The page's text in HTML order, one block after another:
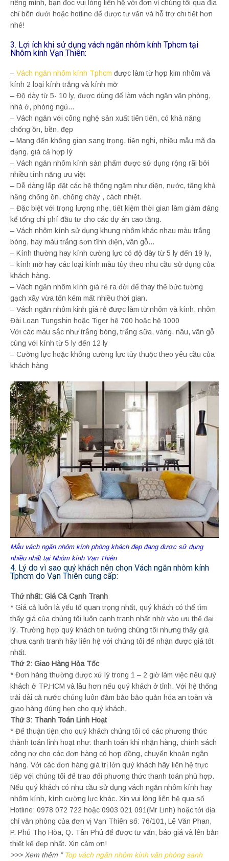
riêng mình, bạn đọc vui lòng liên hệ với đơn vị chúng tôi qua địa
chỉ bên dưới hoặc hotline để được tư vấn và hỗ trợ chi tiết hơn
nhé!
3. Lợi ích khi sử dụng vách ngăn nhôm kính Tphcm tại
Nhôm kính Vạn Thiên:
– Vách ngăn nhôm kính Tphcm được làm từ hợp kim nhôm và
kính 2 loại kính trắng và kính mờ
– Độ dày từ 5- 10 ly, được dùng để làm vách ngăn văn phòng,
nhà ở, phòng ngủ…
– Vách ngăn với công nghệ sản xuất tiên tiến, có khả năng
chống ồn, bền, đẹp
– Mang đến không gian sang trọng, tiện nghi, nhiều mẫu mã đa
dạng, giá cả hợp lý
– Vách ngăn nhôm kính sản phẩm được sử dụng rộng rãi bởi
nhiều tính năng ưu việt
– Dễ dàng lắp đặt các hệ thống ngầm như điện, nước, tăng khả
năng chống ồn, chống cháy , cách nhiệt.
– Đặc biệt với trọng lượng nhẹ, tiết kiệm thời gian làm giảm đáng
kể tổng chi phí đầu tư cho các dự án cao tầng.
– Vách nhôm kính sử dụng khung nhôm khác nhau màu trắng
bóng, hay màu trắng sơn tĩnh điện, vân gỗ…
– Kính thường hay kính cường lực có độ dày từ 5 ly đến 19 ly,
– kính mờ hay các loại kính màu tùy theo nhu cầu sử dụng của
khách hàng.​
– Vách ngăn nhôm kính giá rẻ ra đời để thay thế bức tường
gạch xây vừa tốn kém mất nhiều thời gian.
– Vách ngăn nhôm kinh giá rẻ được làm từ nhôm và kính, nhôm
Đài Loan Tungshin hoặc Tiger hệ 700 hoặc hệ 1000
Với các màu sắc như trắng bóng, trắng sữa, vàng, nâu, vân gỗ
cùng với kính từ 5 ly đến 12 ly
– Cường lực hoặc không cường lực tùy thuộc theo yêu cầu của
khách hàng
Mẫu vách ngăn nhôm kính phòng khách đẹp đang được sử dụng
nhiều nhất tại Nhôm kính Vạn Thiên
4. Lý do vì sao quý khách nên chọn Vách ngăn nhôm kính
Tphcm do Vạn Thiên cung cấp:
Thứ nhất: Giá Cả Cạnh Tranh
* Giá cả luôn là yếu tố quan trọng nhất, quý khách có thể tìm
thấy giá của chúng tôi luôn cạnh tranh nhất nhờ vào ưu thế đại
lý. Trường hợp quý khách tin tưởng chúng tôi nhưng thấy giá
chưa cạnh tranh hãy liên hệ với chúng tôi để nhận được giá tốt
nhất.
Thứ 2: Giao Hàng Hỏa Tốc
* Đơn hàng thường được xử lý trong 1 – 2 giờ làm việc nếu quý
khách ở TP.HCM và lâu hơn nếu quý khách ở tỉnh. Với hệ thống
trải dài cả nước chúng luôn đảm bảo bảo quản hóa an toàn và
giao hàng đúng hẹn cho quý khách.
Thứ 3: Thanh Toán Linh Hoạt
* Để thuận tiện cho quý khách chúng tôi có các phương thức
thành toán linh hoạt như: thanh toán khi nhận hàng, chính sách
công nợ cho các đơn hàng có hợp đồng, chuyển khoản ngân
hàng. Với các đơn hàng giá trị lớn quý khách hãy liên hệ trực
tiếp với chúng tôi để trao đổi phương thức thanh toán phù hợp.
Nếu quý khách có nhu cầu sử dụng vách ngăn nhôm kính hay
nhôm kính, kính cường lực khác. Xin vui lòng liên hệ qua số
Hotline: 0978 072 722 hoặc 0903 021 091(Mr Linh) hoặc tới địa
chỉ văn phòng của đơn vị Vạn Thiên số: 76/101, Lê Văn Phan,
P. Phú Thọ Hòa, Q. Tân Phú để được tư vấn, báo giá và lên bản
thiết kế đẹp nhất. Xin cảm ơn!
>>> Xem thêm ” Top vách ngăn nhôm kính văn phòng sanh